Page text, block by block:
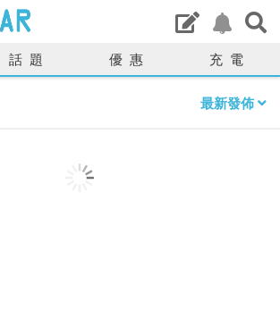
話題 優惠 充電
最新發佈